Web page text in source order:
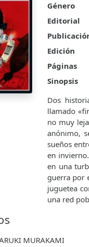
Género
Editorial
Edición
Páginas
Sinopsis
Dos
llamado
no muy
anónimo,
sueños
en
en una
guerra por
juguetea
una red
MURAKAMI